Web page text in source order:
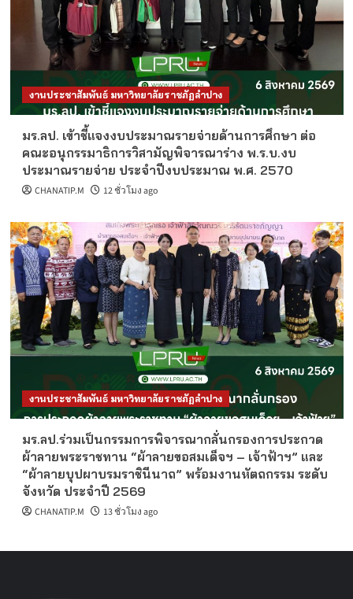
งานประชาสัมพันธ์ มหาวิทยาลัยราชภัฏลำปาง
มร.ลป. เข้าชี้แจงงบประมาณรายจ่ายด้านการศึกษา ต่อ
คณะอนุกรรมาธิการวิสามัญพิจารณาร่าง พ.ร.บ.งบ
ประมาณรายจ่าย ประจำปีงบประมาณ พ.ศ. 2570
CHANATIP.M 12 ชั่วโมง ago
งานประชาสัมพันธ์ มหาวิทยาลัยราชภัฏลำปาง
มร.ลป.ร่วมเป็นกรรมการพิจารณากลั่นกรองการประกวด
ผ้าลายพระราชทาน “ผ้าลายขอสมเด็จฯ – เจ้าฟ้าฯ” และ
“ผ้าลายบุปผาบรมราชินีนาถ” พร้อมงานหัตถกรรม ระดับ
จังหวัด ประจำปี 2569
CHANATIP.M 13 ชั่วโมง ago